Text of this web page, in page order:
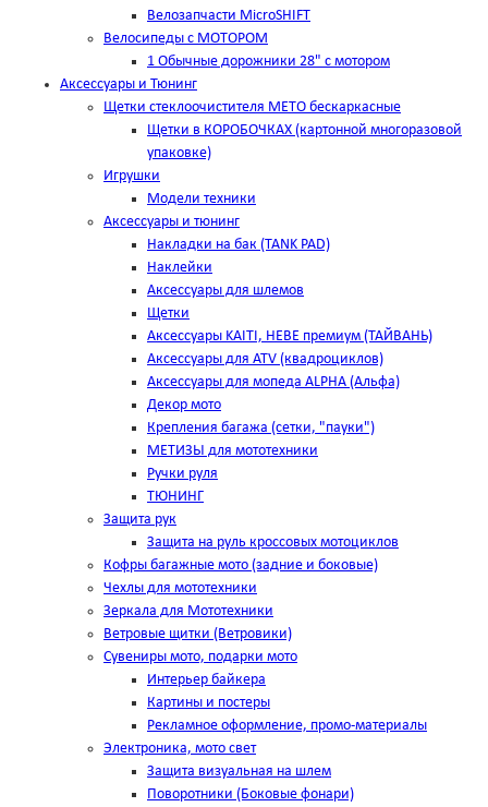
Велозапчасти MicroSHIFT
Велосипеды с МОТОРОМ
1 Обычные дорожники 28" с мотором
Аксессуары и Тюнинг
Щетки стеклоочистителя METO бескаркасные
Щетки в КОРОБОЧКАХ (картонной многоразовой
упаковке)
Игрушки
Модели техники
Аксессуары и тюнинг
Накладки на бак (TANK PAD)
Наклейки
Аксессуары для шлемов
Щетки
Аксессуары KAITI, HEBE премиум (ТАЙВАНЬ)
Аксессуары для ATV (квадроциклов)
Аксессуары для мопеда ALPHA (Альфа)
Декор мото
Крепления багажа (сетки, "пауки")
МЕТИЗЫ для мототехники
Ручки руля
ТЮНИНГ
Защита рук
Защита на руль кроссовых мотоциклов
Кофры багажные мото (задние и боковые)
Чехлы для мототехники
Зеркала для Мототехники
Ветровые щитки (Ветровики)
Сувениры мото, подарки мото
Интерьер байкера
Картины и постеры
Рекламное оформление, промо-материалы
Электроника, мото свет
Защита визуальная на шлем
Поворотники (Боковые фонари)